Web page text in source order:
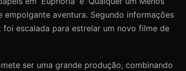
empolgante aventura. Segundo informações
escalada para estrelar um novo filme de
ser uma grande produção, combinando